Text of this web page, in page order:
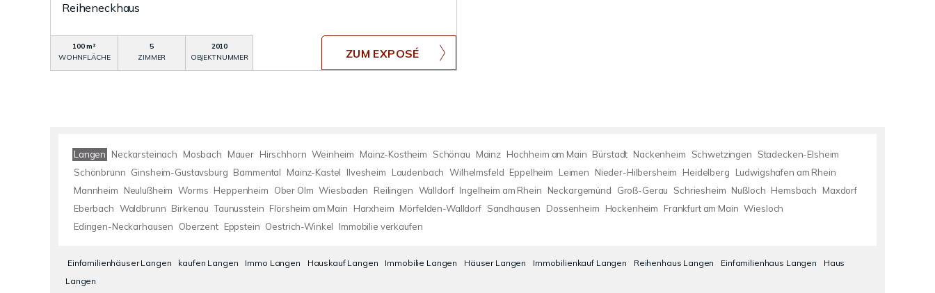
Reiheneckhaus
100 m²
WOHNFLÄCHE
5
ZIMMER
2010
OBJEKTNUMMER
ZUM EXPOSÉ
Langen Neckarsteinach Mosbach Mauer Hirschhorn Weinheim Mainz-Kostheim Schönau Mainz Hochheim am Main Bürstadt Nackenheim Schwetzingen
Stadecken-Elsheim
Schönbrunn Ginsheim-Gustavsburg Bammental Mainz-Kastel Ilvesheim Laudenbach Wilhelmsfeld Eppelheim Leimen Nieder-Hilbersheim Heidelberg
Ludwigshafen am Rhein
Mannheim
Neulußheim Worms Heppenheim Ober Olm Wiesbaden Reilingen Walldorf Ingelheim am Rhein Neckargemünd Groß-Gerau Schriesheim Nußloch Hemsbach
Maxdorf
Eberbach Waldbrunn Birkenau Taunusstein Flörsheim am Main Harxheim Mörfelden-Walldorf Sandhausen Dossenheim Hockenheim Frankfurt am Main Wiesloch
Edingen-Neckarhausen
Oberzent Eppstein Oestrich-Winkel Immobilie verkaufen
Einfamilienhäuser Langen kaufen Langen Immo Langen Hauskauf Langen Immobilie Langen Häuser Langen Immobilienkauf Langen Reihenhaus Langen Einfamilienhaus Langen
Haus
Langen